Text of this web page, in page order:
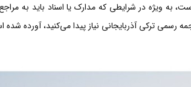
به ویژه در شرایطی که مدارک یا اسناد باید به
رسمی ترکی آذربایجانی نیاز پیدا می‌کنید، آورده